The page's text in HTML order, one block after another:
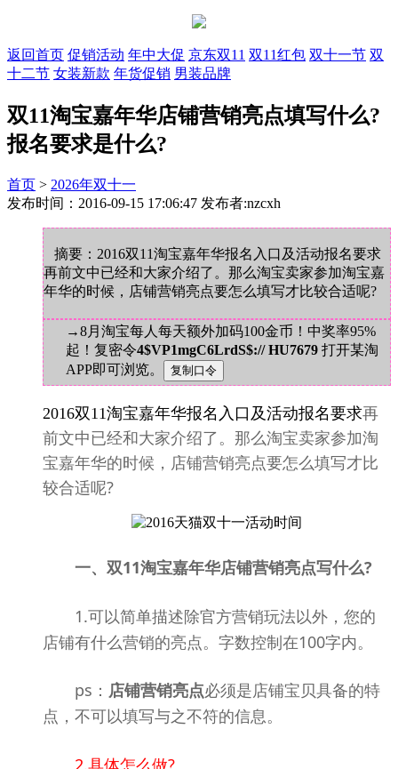
返回首页 促销活动 年中大促 京东双11 双11红包 双十一节 双
十二节 女装新款 年货促销 男装品牌
双11淘宝嘉年华店铺营销亮点填写什么?
报名要求是什么?
首页 > 2026年双十一
发布时间：2016-09-15 17:06:47 发布者:nzcxh
摘要：2016双11淘宝嘉年华报名入口及活动报名要求
再前文中已经和大家介绍了。那么淘宝卖家参加淘宝嘉
年华的时候，店铺营销亮点要怎么填写才比较合适呢?
→8月淘宝每人每天额外加码100金币！中奖率95%
起！复密令4$VP1mgC6LrdS$:// HU7679 打开某淘
APP即可浏览。
2016双11淘宝嘉年华报名入口及活动报名要求再
前文中已经和大家介绍了。那么淘宝卖家参加淘
宝嘉年华的时候，店铺营销亮点要怎么填写才比
较合适呢?
一、双11淘宝嘉年华店铺营销亮点写什么?
1.可以简单描述除官方营销玩法以外，您的
店铺有什么营销的亮点。字数控制在100字内。
ps： 店铺营销亮点必须是店铺宝贝具备的特
点，不可以填写与之不符的信息。
2.具体怎么做?